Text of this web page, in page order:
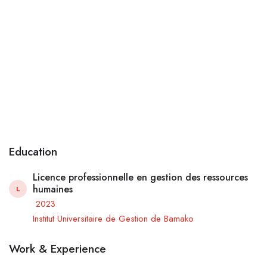
Education
L
Licence professionnelle en gestion des ressources
humaines
2023
Institut Universitaire de Gestion de Bamako
Work & Experience